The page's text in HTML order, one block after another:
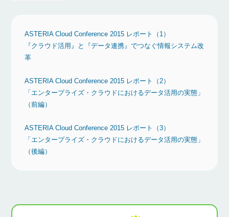
ASTERIA Cloud Conference 2015 レポート（1）
『クラウド活用』と『データ連携』でつなぐ情報システム改
革
ASTERIA Cloud Conference 2015 レポート（2）
「エンタープライズ・クラウドにおけるデータ活用の実態」
（前編）
ASTERIA Cloud Conference 2015 レポート（3）
「エンタープライズ・クラウドにおけるデータ活用の実態」
（後編）